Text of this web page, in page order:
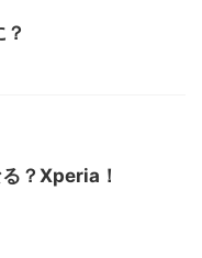
？Xperia！